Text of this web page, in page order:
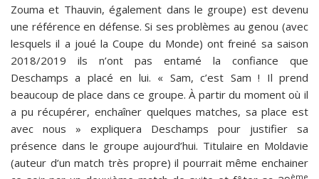
Zouma et Thauvin, également dans le groupe) est devenu
une référence en défense. Si ses problèmes au genou (avec
lesquels il a joué la Coupe du Monde) ont freiné sa saison
2018/2019 ils n’ont pas entamé la confiance que
Deschamps a placé en lui. « Sam, c’est Sam ! Il prend
beaucoup de place dans ce groupe. À partir du moment où il
a pu récupérer, enchaîner quelques matches, sa place est
avec nous » expliquera Deschamps pour justifier sa
présence dans le groupe aujourd’hui. Titulaire en Moldavie
(auteur d’un match très propre) il pourrait même enchainer
ème